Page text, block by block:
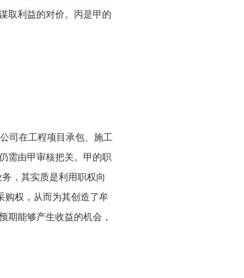
取利益的对价。丙是甲的
司在工程项目承包、施工
需由甲审核把关。甲的职
，其实质是利用职权向
购权，从而为其创造了牟
期能够产生收益的机会，